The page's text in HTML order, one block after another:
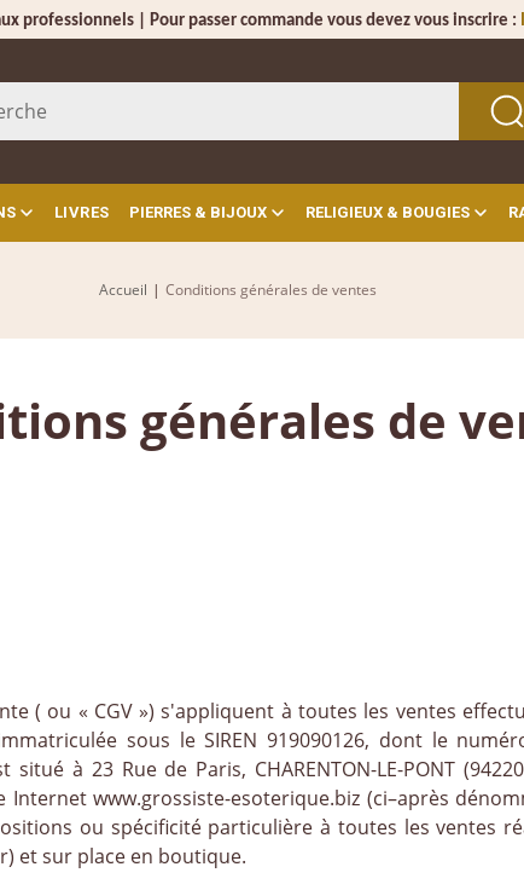
professionnels | Pour passer commande vous devez vous inscrire :
LIVRES PIERRES & BIJOUX RELIGIEUX & BOUGIES
Accueil | Conditions générales de ventes
générales de
( ou « CGV ») s'appliquent à toutes les ventes
sous le SIREN 919090126, dont le
situé à 23 Rue de Paris, CHARENTON-LE-PONT
www.grossiste-esoterique.biz (ci–après
ou spécificité particulière à toutes les ventes
et sur place en boutique.